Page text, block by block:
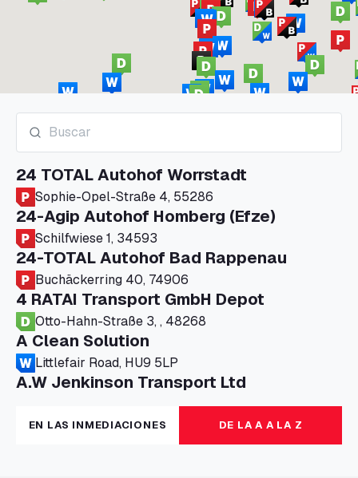
24 TOTAL Autohof Worrstadt
Sophie-Opel-Straße 4, 55286
24-Agip Autohof Homberg (Efze)
Schilfwiese 1, 34593
24-TOTAL Autohof Bad Rappenau
Buchäckerring 40, 74906
4 RATAI Transport GmbH Depot
Otto-Hahn-Straße 3, , 48268
A Clean Solution
Littlefair Road, HU9 5LP
A.W Jenkinson Transport Ltd
Progress House, ME11 5GA
A+G Nettetal - Depot Parking
Am Panneschopp 7, 41334
EN LAS INMEDIACIONES DE LA A A LA Z